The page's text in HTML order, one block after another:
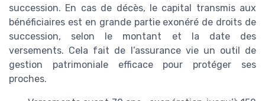
succession. En cas de décès, le capital transmis aux
bénéficiaires est en grande partie exonéré de droits de
succession, selon le montant et la date des
versements. Cela fait de l’assurance vie un outil de
gestion patrimoniale efficace pour protéger ses
proches.